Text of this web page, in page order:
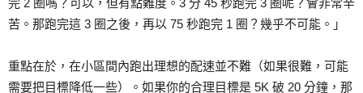
完 2 圈嗎？可以，但有點難度。3 分 45 秒跑完 3 圈呢？會非常辛
苦。那跑完這 3 圈之後，再以 75 秒跑完 1 圈？幾乎不可能。」
重點在於，在小區間內跑出理想的配速並不難（如果很難，可能
需要把目標降低一些）。如果你的合理目標是 5K 破 20 分鐘，那